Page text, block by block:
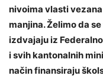
nivoima vlasti
manjina. Želimo da
izdvajaju iz
i svih kantonalnih
način finansiraju